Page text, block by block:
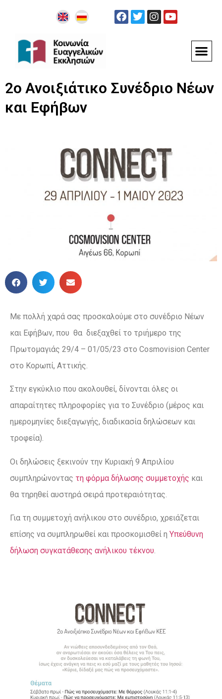
2ο Ανοιξιάτικο Συνέδριο Νέων
και Εφήβων
Με πολλή χαρά σας προσκαλούμε στο συνέδριο Νέων
και Εφήβων, που θα διεξαχθεί το τριήμερο της
Πρωτομαγιάς 29/4 – 01/05/23 στο Cosmovision Center
στο Κορωπί, Αττικής.
Στην εγκύκλιο που ακολουθεί, δίνονται όλες οι
απαραίτητες πληροφορίες για το Συνέδριο (μέρος και
ημερομηνίες διεξαγωγής, διαδικασία δηλώσεων και
τροφεία).
Οι δηλώσεις ξεκινούν την Κυριακή 9 Απριλίου
συμπληρώνοντας τη φόρμα δήλωσης συμμετοχής και
θα τηρηθεί αυστηρά σειρά προτεραιότητας.
Για τη συμμετοχή ανήλικου στο συνέδριο, χρειάζεται
επίσης να συμπληρωθεί και προσκομισθεί η Υπεύθυνη
δήλωση συγκατάθεσης ανήλικου τέκνου.